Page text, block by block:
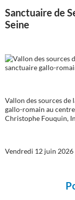
Sanctuaire de
Seine
Vallon des sources de
gallo-romain au
Christophe Fouquin,
Vendredi 12 juin 2026